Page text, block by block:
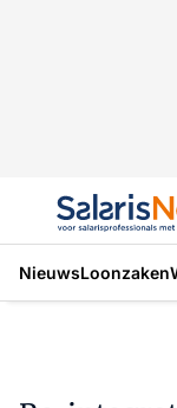
NieuwsLoonzaken